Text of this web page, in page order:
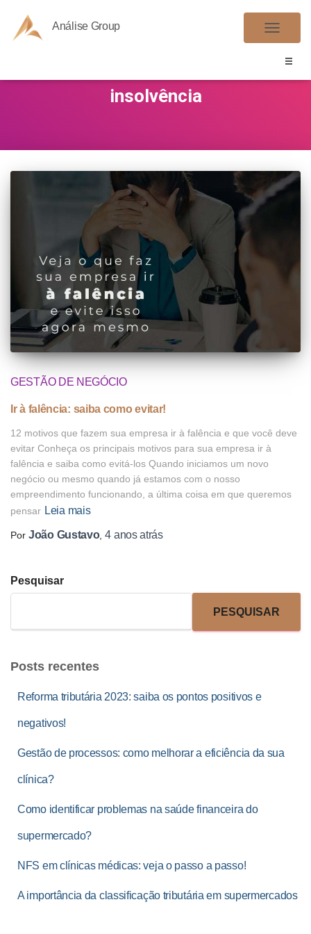
Análise Group
insolvência
GESTÃO DE NEGÓCIO
Ir à falência: saiba como evitar!
12 motivos que fazem sua empresa ir à falência e que você deve
evitar Conheça os principais motivos para sua empresa ir à
falência e saiba como evitá-los Quando iniciamos um novo
negócio ou mesmo quando já estamos com o nosso
empreendimento funcionando, a última coisa em que queremos
pensar Leia mais
Por João Gustavo,4 anosatrás
Pesquisar
PESQUISAR
Posts recentes
Reforma tributária 2023: saiba os pontos positivos e
negativos!
Gestão de processos: como melhorar a eficiência da sua
clínica?
Como identificar problemas na saúde financeira do
supermercado?
NFS em clínicas médicas: veja o passo a passo!
A importância da classificação tributária em supermercados